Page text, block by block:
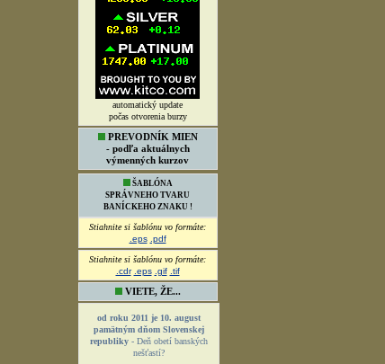
automatický update
počas otvorenia burzy
PREVODNÍK MIEN
- podľa aktuálnych
výmenných kurzov
ŠABLÓNA
SPRÁVNEHO TVARU
BANÍCKEHO ZNAKU !
Stiahnite si šablónu vo formáte:
.eps .pdf
Stiahnite si šablónu vo formáte:
.cdr .eps .gif .tif
VIETE, ŽE...
od roku 2011 je 10. august
pamätným dňom Slovenskej
republiky - Deň obetí banských
nešťastí?